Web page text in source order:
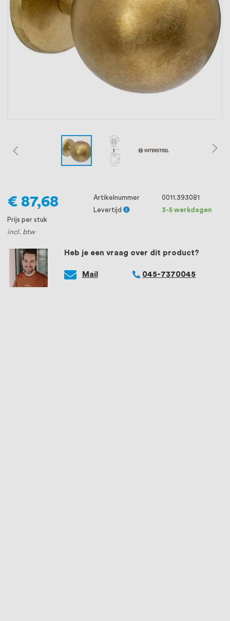
ons voorop, want we geloven dat een
goede relatie met onze klanten het
verschil maakt.
Heb je een vraag over dit product?
Mail 045-7370045
€ 87,68
Prijs per stuk
incl. btw
Artikelnummer
0011.393081
Levertijd
3-5 werkdagen